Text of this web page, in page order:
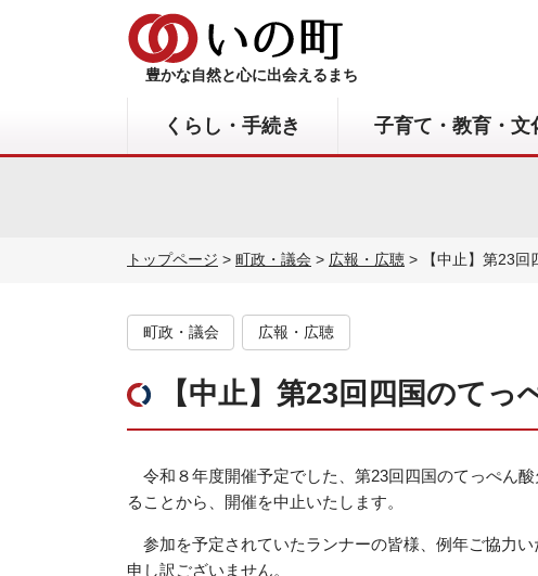
豊かな自然と心に出会えるまち
くらし・手続き 子育て・教育・文
トップページ > 町政・議会 > 広報・広聴 > 【中止】第23回
町政・議会 広報・広聴
【中止】第23回四国のて
令和８年度開催予定でした、第23回四国のてっぺん
ることから、開催を中止いたします。
参加を予定されていたランナーの皆様、例年ご協力
申し訳ございません。